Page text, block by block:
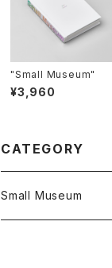
"Small Museum"
¥3,960
CATEGORY
Small Museum